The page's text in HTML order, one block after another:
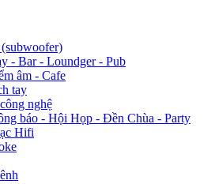
- Bar - Loundger - Pub
âm - Cafe
tay
nghệ
báo - Hội Họp - Đền Chùa - Party
Hifi